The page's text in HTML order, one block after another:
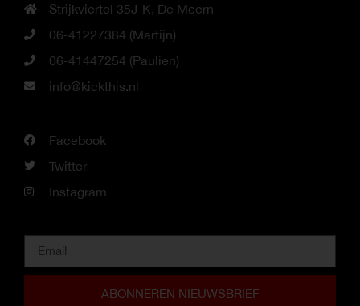
Strijkviertel 35J-K, De Meern
06-41227384 (Martijn)
06-41447254 (Paulien)
info@kickthis.nl
Facebook
Twitter
Instagram
ABONNEREN NIEUWSBRIEF